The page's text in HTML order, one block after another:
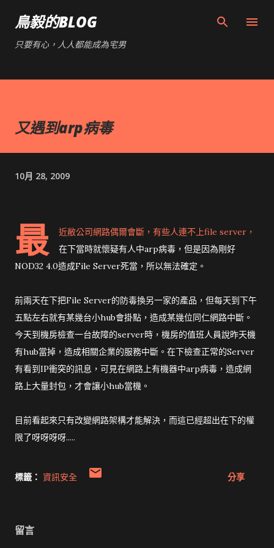
鳥毅的BLOG
只要有心，人人都能成為宅男
又遇到arp病毒
10月 28, 2009
最
近敝公司網路偶爾會斷，有些人連不上file server，
在下當時就懷疑有人中arp病毒，但是因為剛好
NOD32 4.0造成File Server死當，所以無法確定。
前兩天在下把File Server的防毒換另一家的產品，但每天到下午
五點左右就有某幾台小hub會掛點，造成某幾位同仁網路中斷。
今天到機房檢查一台故障的server時，機房的值班人員說昨天機
有hub當掉，造成相關企業的服務中斷。在下檢查正常的Server
有看到IP衝突的訊息，可見在網路上有機器中arp病毒，造成網
路上大量封包，才會讓小hub當機。
目前看起來只有改變網路架構才能解決，而這已經超出在下的權
限了呀呀呀呀.....
標籤： 資訊安全 分享
留言